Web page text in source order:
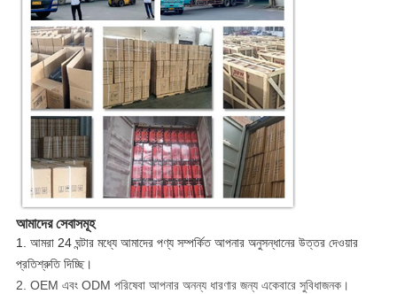
আমাদের সেবাসমূহ
1. আমরা 24 ঘন্টার মধ্যে আমাদের পণ্য সম্পর্কিত আপনার অনুসন্ধানের উত্তর দেওয়ার
প্রতিশ্রুতি দিচ্ছি।
2. OEM এবং ODM পরিষেবা আপনার অনন্য ধারণার জন্য একেবারে সুবিধাজনক।